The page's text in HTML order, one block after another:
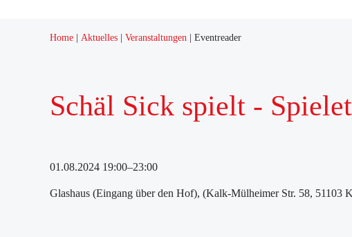
Home Aktuelles Veranstaltungen Eventreader
Schäl Sick spielt -
01.08.2024 19:00–23:00
Glashaus (Eingang über den Hof), (Kalk-Mülheimer Str. 58, 51103